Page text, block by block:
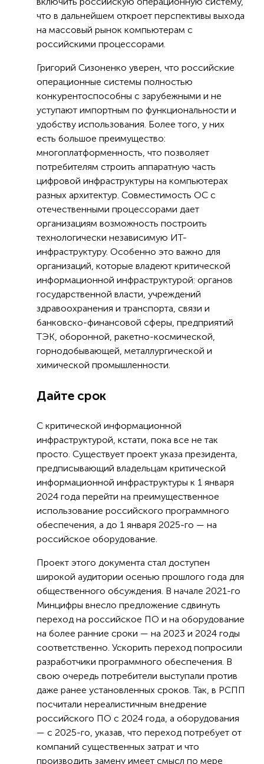
что в дальнейшем откроет перспективы выхода
на массовый рынок компьютерам с
российскими процессорами.
Григорий Сизоненко уверен, что российские
операционные системы полностью
конкурентоспособны с зарубежными и не
уступают импортным по функциональности и
удобству использования. Более того, у них
есть большое преимущество:
многоплатформенность, что позволяет
потребителям строить аппаратную часть
цифровой инфраструктуры на компьютерах
разных архитектур. Совместимость ОС с
отечественными процессорами дает
организациям возможность построить
технологически независимую ИТ-
инфраструктуру. Особенно это важно для
организаций, которые владеют критической
информационной инфраструктурой: органов
государственной власти, учреждений
здравоохранения и транспорта, связи и
банковско-финансовой сферы, предприятий
ТЭК, оборонной, ракетно-космической,
горнодобывающей, металлургической и
химической промышленности.
Дайте срок
С критической информационной
инфраструктурой, кстати, пока все не так
просто. Существует проект указа президента,
предписывающий владельцам критической
информационной инфраструктуры к 1 января
2024 года перейти на преимущественное
использование российского программного
обеспечения, а до 1 января 2025-го — на
российское оборудование.
Проект этого документа стал доступен
широкой аудитории осенью прошлого года для
общественного обсуждения. В начале 2021-го
Минцифры внесло предложение сдвинуть
переход на российское ПО и на оборудование
на более ранние сроки — на 2023 и 2024 годы
соответственно. Ускорить переход попросили
разработчики программного обеспечения. В
свою очередь потребители выступали против
даже ранее установленных сроков. Так, в РСПП
посчитали нереалистичным внедрение
российского ПО с 2024 года, а оборудования
— с 2025-го, указав, что переход потребует от
компаний существенных затрат и что
производить замену имеет смысл по мере